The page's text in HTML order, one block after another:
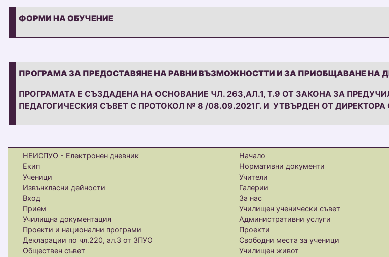
ФОРМИ НА ОБУЧЕНИЕ
ФОРМИ НА ОБУЧЕНИЕ
ПРОГРАМА ЗА ПРЕДОСТАВЯНЕ НА РАВНИ ВЪЗМОЖНОСТТИ И ЗА ПРИОБЩАВАНЕ НА
ПРОГРАМАТА Е СЪЗДАДЕНА НА ОСНОВАНИЕ ЧЛ. 263,АЛ.1, Т.9 ОТ ЗАКОНА ЗА
ПЕДАГОГИЧЕСКИЯ СЪВЕТ С ПРОТОКОЛ № 8 /08.09.2021Г. И УТВЪРДЕН ОТ
ПРОГРАМА ЗА ПРЕДОСТАВЯНЕ НА РАВНИ ВЪЗМОЖНОСТТИ И ЗА ПРИОБЩАВАНЕ НА
НЕИСПУО - Електронен дневник Начало
Екип
Нормативни документи
Ученици
Учители
Извънкласни дейности
Галерии
Вход
За нас
Прием
Училищен ученически съвет
Училищна документация
Административни услуги
Проекти и национални програми
Проекти
Декларации по чл.220, ал.3 от ЗПУО
Свободни места за ученици
Обществен съвет
Училищен живот